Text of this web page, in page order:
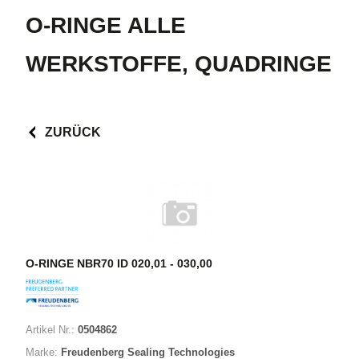
O-RINGE ALLE
WERKSTOFFE, QUADRINGE
ZURÜCK
O-RINGE NBR70 ID 020,01 - 030,00
Artikel Nr.: 0504862
Marke: Freudenberg Sealing Technologies